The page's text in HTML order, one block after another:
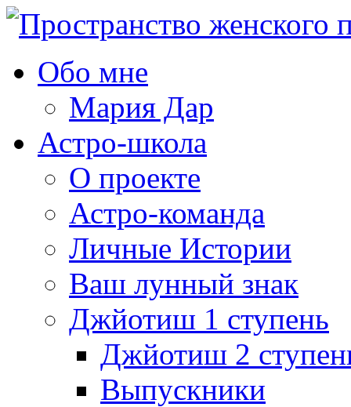
Обо мне
Мария Дар
Астро-школа
О проекте
Астро-команда
Личные Истории
Ваш лунный знак
Джйотиш 1 ступень
Джйотиш 2
Выпускники